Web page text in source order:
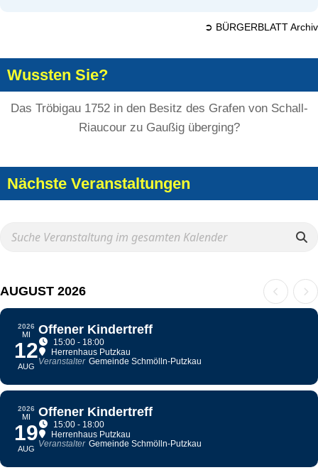
➲ BÜRGERBLATT Archiv
Wussten Sie?
Das Tröbigau 1752 in den Besitz des Grafen von Schall-
Riaucour zu Gaußig überging?
Nächste Veranstaltungen
AUGUST 2026
2026
MI
12
AUG
Offener Kindertreff
15:00 - 18:00
Herrenhaus Putzkau
Veranstalter Gemeinde Schmölln-Putzkau
2026
MI
19
AUG
Offener Kindertreff
15:00 - 18:00
Herrenhaus Putzkau
Veranstalter Gemeinde Schmölln-Putzkau